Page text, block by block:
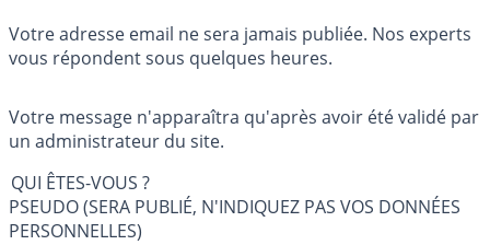
Votre adresse email ne sera jamais publiée. Nos experts
vous répondent sous quelques heures.
Votre message n'apparaîtra qu'après avoir été validé par
un administrateur du site.
QUI ÊTES-VOUS ?
PSEUDO (SERA PUBLIÉ, N'INDIQUEZ PAS VOS DONNÉES
PERSONNELLES)